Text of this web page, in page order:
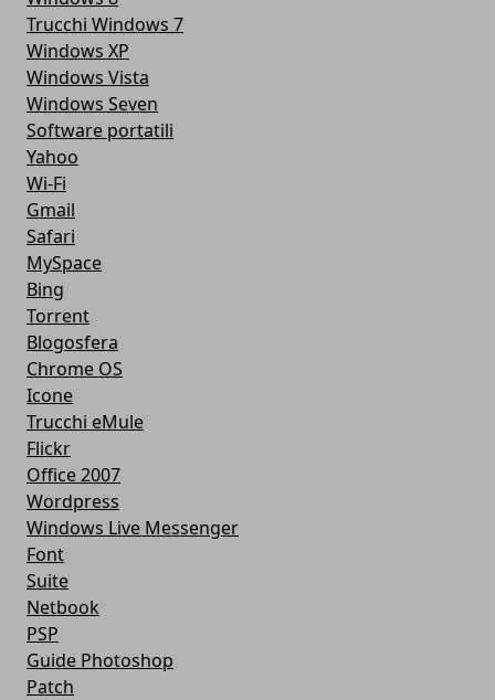
Trucchi Windows 7
Windows XP
Windows Vista
Windows Seven
Software portatili
Yahoo
Wi-Fi
Gmail
Safari
MySpace
Bing
Torrent
Blogosfera
Chrome OS
Icone
Trucchi eMule
Flickr
Office 2007
Wordpress
Windows Live Messenger
Font
Suite
Netbook
PSP
Guide Photoshop
Patch